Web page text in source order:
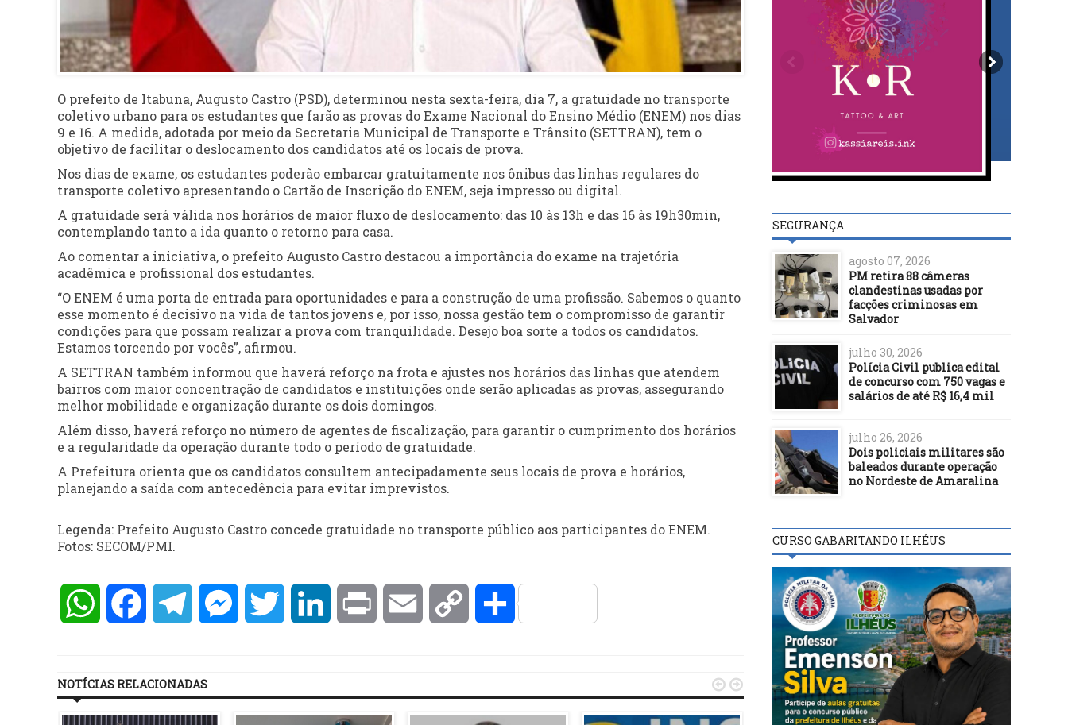
O prefeito de Itabuna, Augusto Castro (PSD), determinou nesta sexta-feira, dia 7, a gratuidade no transporte
coletivo urbano para os estudantes que farão as provas do Exame Nacional do Ensino Médio (ENEM) nos dias
9 e 16. A medida, adotada por meio da Secretaria Municipal de Transporte e Trânsito (SETTRAN), tem o
objetivo de facilitar o deslocamento dos candidatos até os locais de prova.
Nos dias de exame, os estudantes poderão embarcar gratuitamente nos ônibus das linhas regulares do
transporte coletivo apresentando o Cartão de Inscrição do ENEM, seja impresso ou digital.
A gratuidade será válida nos horários de maior fluxo de deslocamento: das 10 às 13h e das 16 às 19h30min,
contemplando tanto a ida quanto o retorno para casa.
Ao comentar a iniciativa, o prefeito Augusto Castro destacou a importância do exame na trajetória
acadêmica e profissional dos estudantes.
“O ENEM é uma porta de entrada para oportunidades e para a construção de uma profissão. Sabemos o quanto
esse momento é decisivo na vida de tantos jovens e, por isso, nossa gestão tem o compromisso de garantir
condições para que possam realizar a prova com tranquilidade. Desejo boa sorte a todos os candidatos.
Estamos torcendo por vocês”, afirmou.
A SETTRAN também informou que haverá reforço na frota e ajustes nos horários das linhas que atendem
bairros com maior concentração de candidatos e instituições onde serão aplicadas as provas, assegurando
melhor mobilidade e organização durante os dois domingos.
Além disso, haverá reforço no número de agentes de fiscalização, para garantir o cumprimento dos horários
e a regularidade da operação durante todo o período de gratuidade.
A Prefeitura orienta que os candidatos consultem antecipadamente seus locais de prova e horários,
planejando a saída com antecedência para evitar imprevistos.
Legenda: Prefeito Augusto Castro concede gratuidade no transporte público aos participantes do ENEM.
Fotos: SECOM/PMI.
WhatsAppFacebookTelegramMessengerTwitter LinkedInPrint Email Copy Compartilhar
NOTÍCIAS RELACIONADAS  
SEGURANÇA
agosto 07, 2026
PM retira 88 câmeras
clandestinas usadas por
facções criminosas em
Salvador
julho 30, 2026
Polícia Civil publica edital
de concurso com 750 vagas e
salários de até R$ 16,4 mil
julho 26, 2026
Dois policiais militares são
baleados durante operação
no Nordeste de Amaralina
CURSO GABARITANDO ILHÉUS